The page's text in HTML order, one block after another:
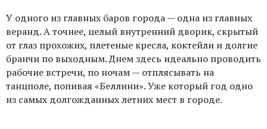
У одного из главных баров города — одна из главных
веранд. А точнее, целый внутренний дворик, скрытый
от глаз прохожих, плетеные кресла, коктейли и долгие
бранчи по выходным. Днем здесь идеально проводить
рабочие встречи, по ночам — отплясывать на
танцполе, попивая «Беллини». Уже который год одно
из самых долгожданных летних мест в городе.